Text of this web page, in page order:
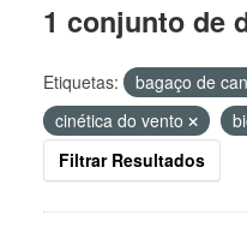
1 conjunto de
Etiquetas: bagaço de
cinética do vento
Filtrar Resultados